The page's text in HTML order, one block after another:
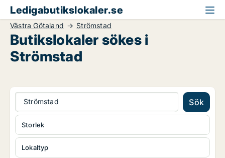
Ledigabutikslokaler.se
Västra Götaland Strömstad
Butikslokaler sökes i
Strömstad
Strömstad Sök
Lokaltyp
Storlek